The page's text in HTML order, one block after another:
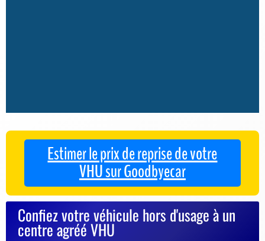
Estimer le prix de reprise de votre
VHU sur Goodbyecar
Confiez votre véhicule hors d'usage à un
centre agréé VHU